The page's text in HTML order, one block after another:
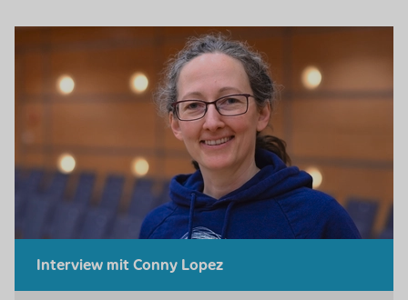
Interview mit Conny Lopez